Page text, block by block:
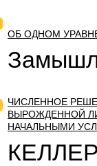
ОБ ОДНОМ
ЧИСЛЕННОЕ
ВЫРОЖДЕННОЙ
НАЧАЛЬНЫМИ